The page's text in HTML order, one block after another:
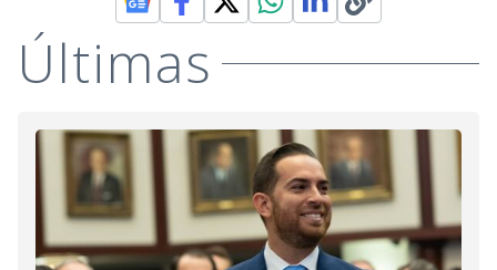
Últimas